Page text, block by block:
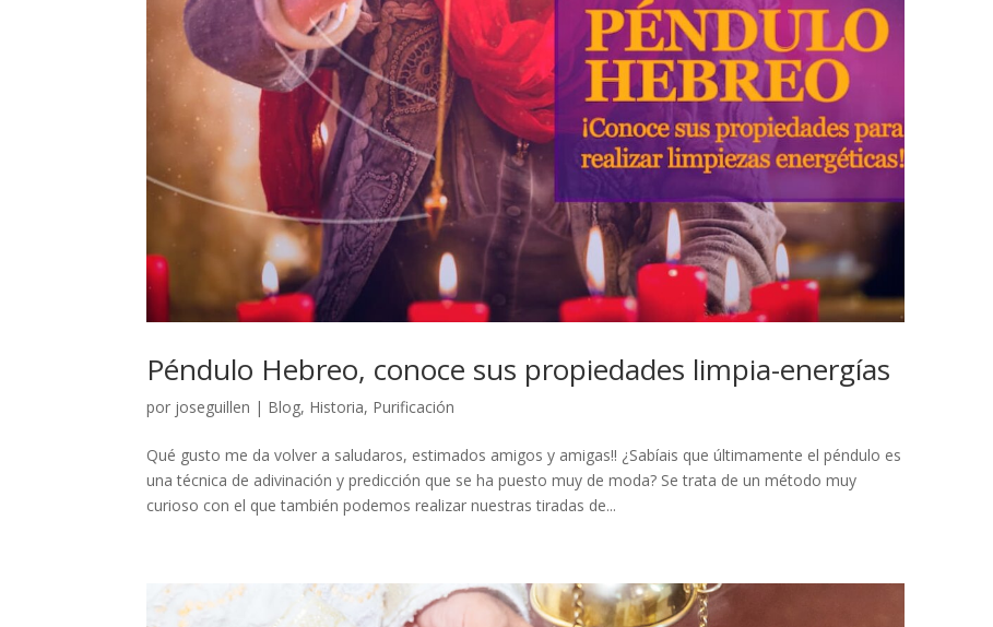
Péndulo Hebreo, conoce sus propiedades limpia-energías
por joseguillen | Blog, Historia, Purificación
Qué gusto me da volver a saludaros, estimados amigos y amigas!! ¿Sabíais que últimamente el péndulo es
una técnica de adivinación y predicción que se ha puesto muy de moda? Se trata de un método muy
curioso con el que también podemos realizar nuestras tiradas de...